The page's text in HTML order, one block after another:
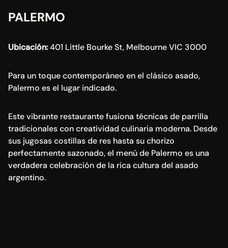
PALERMO
Ubicación: 401 Little Bourke St, Melbourne VIC 3000
Para un toque contemporáneo en el clásico asado,
Palermo es el lugar indicado.
Este vibrante restaurante fusiona técnicas de parrilla
tradicionales con creatividad culinaria moderna. Desde
sus jugosas costillas de res hasta su chorizo
perfectamente sazonado, el menú de Palermo es una
verdadera celebración de la rica cultura del asado
argentino.